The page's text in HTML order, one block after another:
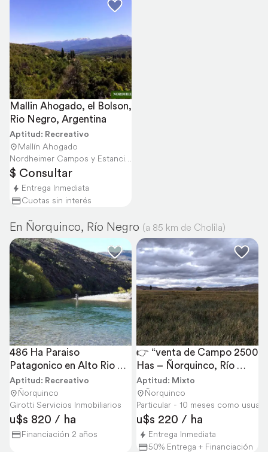
Mallin Ahogado, el Bolson,
Rio Negro, Argentina
Aptitud: Recreativo
Mallín Ahogado
Nordheimer Campos y Estancias
$ Consultar
Entrega Inmediata
Cuotas sin interés
En Ñorquinco, Río Negro (a 85 km de Cholila)
486 Ha Paraiso
Patagonico en Alto Rio
Chubut
Aptitud: Recreativo
Ñorquinco
Girotti Servicios Inmobiliarios
u$s 820 / ha
Financiación 2 años
👉 “venta de Campo 2500
Has – Ñorquinco, Río
Negro – con CAS
Aptitud: Mixto
Ñorquinco
Particular - 10 meses como
u$s 220 / ha
Entrega Inmediata
50% Entrega + Financiación